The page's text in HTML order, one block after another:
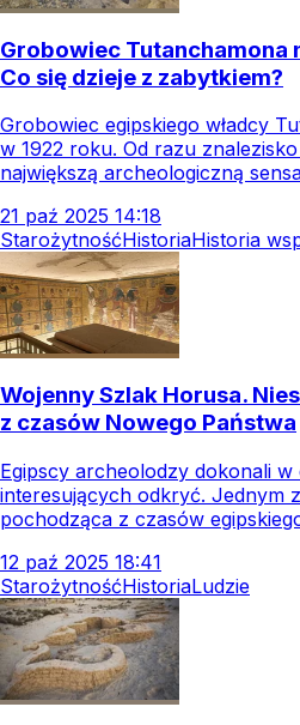
Grobowiec Tutanchamona
Co się dzieje z zabytkiem?
Grobowiec egipskiego władcy
w 1922 roku. Od razu
największą archeologiczną
21 paź 2025 14:18
StarożytnośćHistoriaHistoria
Wojenny Szlak Horusa.
z czasów Nowego Państwa
Egipscy archeolodzy dokonali w
interesujących odkryć. Jednym
pochodząca z czasów
12 paź 2025 18:41
StarożytnośćHistoriaLudzie